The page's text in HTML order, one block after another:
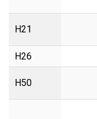
H21
H26
H50